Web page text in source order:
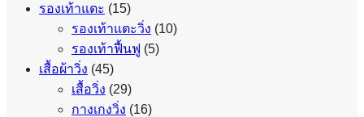
รองเท้าแตะ (15)
รองเท้าแตะวิ่ง (10)
รองเท้าฟื้นฟู (5)
เสื้อผ้าวิ่ง (45)
เสื้อวิ่ง (29)
กางเกงวิ่ง (16)